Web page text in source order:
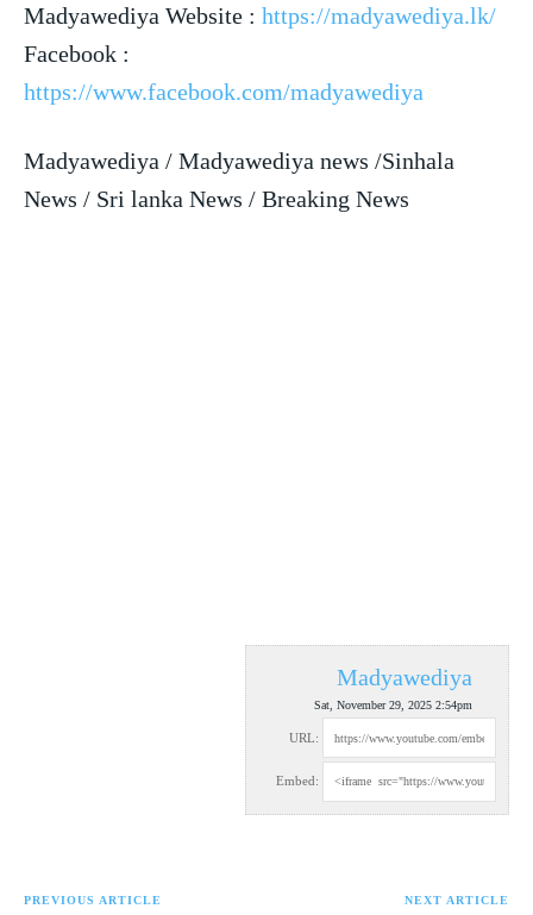
Madyawediya Website : https://madyawediya.lk/
Facebook :
https://www.facebook.com/madyawediya
Madyawediya / Madyawediya news /Sinhala
News / Sri lanka News / Breaking News
Madyawediya
Sat, November 29, 2025 2:54pm
URL:
Embed:
PREVIOUS ARTICLE NEXT ARTICLE